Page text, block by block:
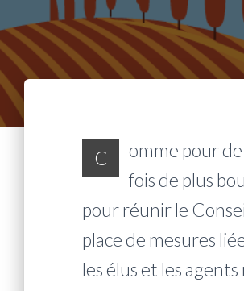
C
omme pour
fois de plus
pour réunir le
place de mesures
les élus et les